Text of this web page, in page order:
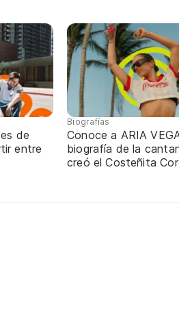
de
entre
Biografías
Conoce a ARIA
biografía de la
creó el Costeñita